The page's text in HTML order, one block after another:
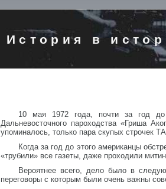
История в
10 мая 1972 года, почти за год до
Дальневосточного пароходства «Гриша
упоминалось, только пара скупых строчек
Когда за год до этого американцы
«трубили» все газеты, даже проходили
Вероятнее всего, дело было в
переговоры с которым были очень важны